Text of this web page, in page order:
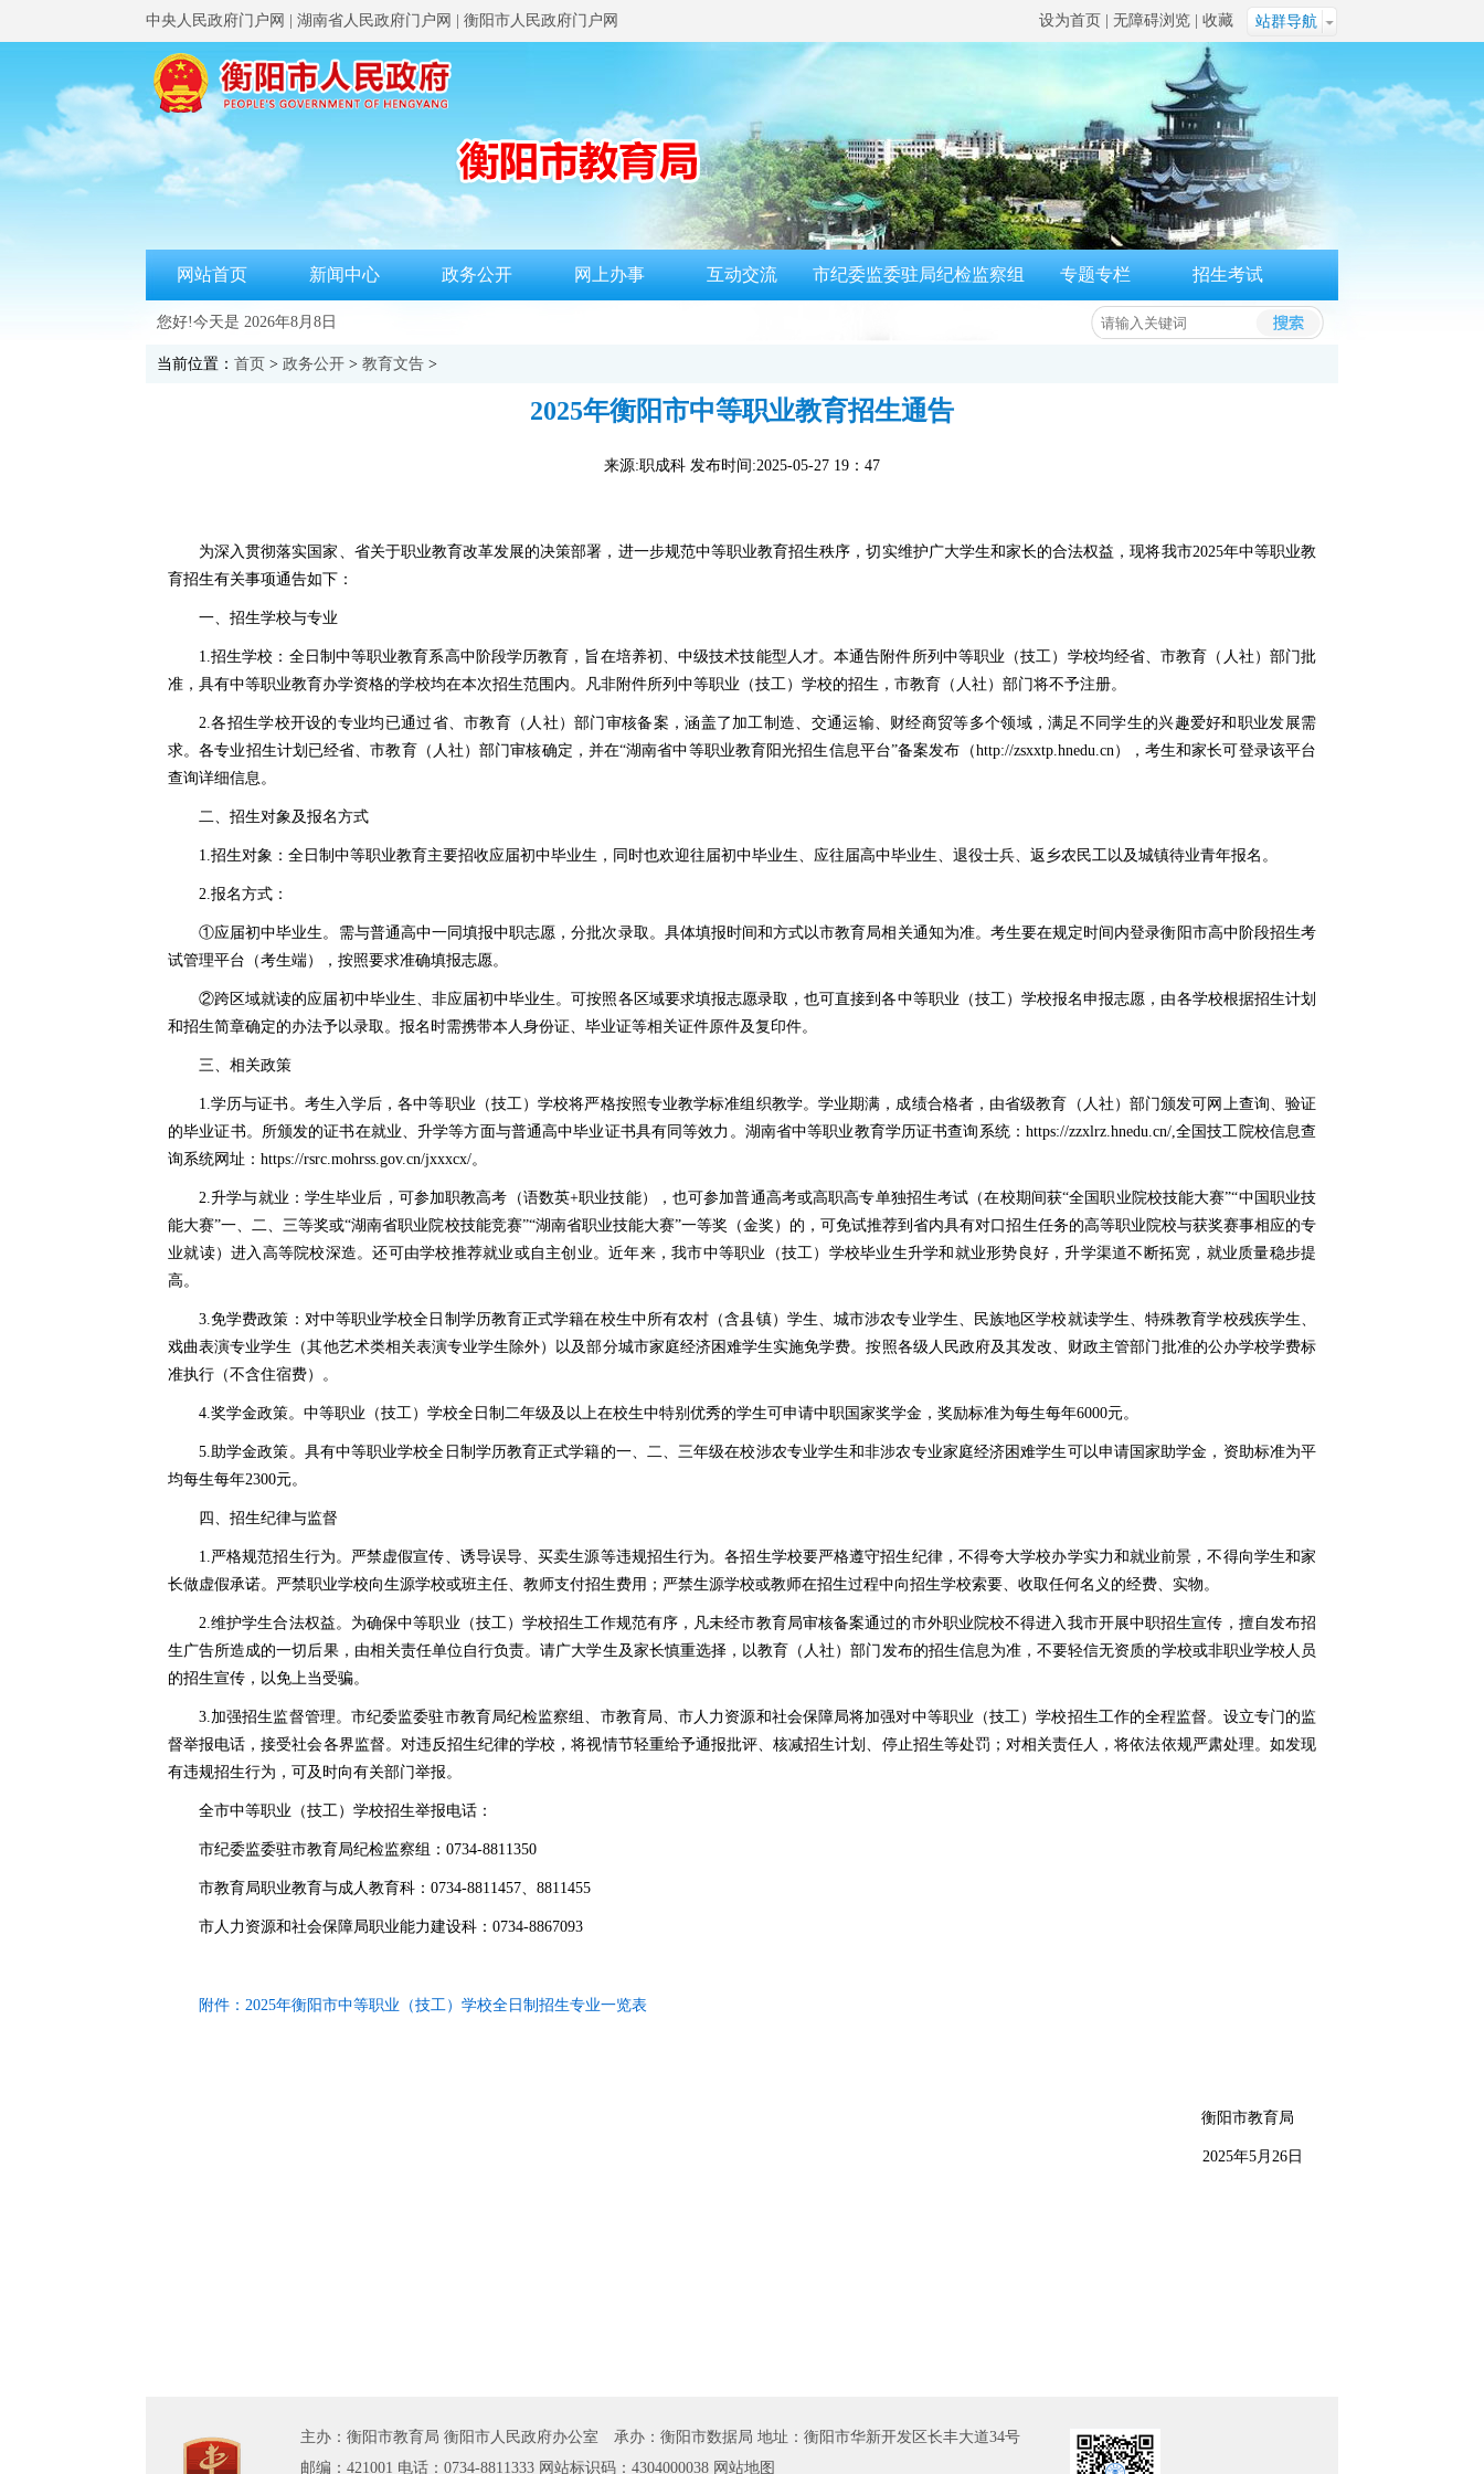
中央人民政府门户网 湖南省人民政府门户网 衡阳市人民政府门户网 站群导航
设为首页 无障碍浏览 收藏
网站首页 新闻中心 政务公开 网上办事 互动交流 市纪委监委驻局纪检监察组 专题专栏 招生考试
您好!今天是 2026年8月8日
当前位置： 首页 > 政务公开 > 教育文告 >
2025年衡阳市中等职业教育招生通告
来源:职成科 发布时间:2025-05-27 19：47
为深入贯彻落实国家、省关于职业教育改革发展的决策部署，进一步规范中等职业教育招生秩序，切实维护广大学生和家长的合法权益，现将我市2025年中等职业教
育招生有关事项通告如下：
一、招生学校与专业
1.招生学校：全日制中等职业教育系高中阶段学历教育，旨在培养初、中级技术技能型人才。本通告附件所列中等职业（技工）学校均经省、市教育（人社）部门批
准，具有中等职业教育办学资格的学校均在本次招生范围内。凡非附件所列中等职业（技工）学校的招生，市教育（人社）部门将不予注册。
2.各招生学校开设的专业均已通过省、市教育（人社）部门审核备案，涵盖了加工制造、交通运输、财经商贸等多个领域，满足不同学生的兴趣爱好和职业发展需
求。各专业招生计划已经省、市教育（人社）部门审核确定，并在“湖南省中等职业教育阳光招生信息平台”备案发布（http://zsxxtp.hnedu.cn），考生和家长可登录该平台
查询详细信息。
二、招生对象及报名方式
1.招生对象：全日制中等职业教育主要招收应届初中毕业生，同时也欢迎往届初中毕业生、应往届高中毕业生、退役士兵、返乡农民工以及城镇待业青年报名。
2.报名方式：
①应届初中毕业生。需与普通高中一同填报中职志愿，分批次录取。具体填报时间和方式以市教育局相关通知为准。考生要在规定时间内登录衡阳市高中阶段招生考
试管理平台（考生端），按照要求准确填报志愿。
②跨区域就读的应届初中毕业生、非应届初中毕业生。可按照各区域要求填报志愿录取，也可直接到各中等职业（技工）学校报名申报志愿，由各学校根据招生计划
和招生简章确定的办法予以录取。报名时需携带本人身份证、毕业证等相关证件原件及复印件。
三、相关政策
1.学历与证书。考生入学后，各中等职业（技工）学校将严格按照专业教学标准组织教学。学业期满，成绩合格者，由省级教育（人社）部门颁发可网上查询、验证
的毕业证书。所颁发的证书在就业、升学等方面与普通高中毕业证书具有同等效力。湖南省中等职业教育学历证书查询系统：https://zzxlrz.hnedu.cn/,全国技工院校信息查
询系统网址：https://rsrc.mohrss.gov.cn/jxxxcx/。
2.升学与就业：学生毕业后，可参加职教高考（语数英+职业技能），也可参加普通高考或高职高专单独招生考试（在校期间获“全国职业院校技能大赛”“中国职业技
能大赛”一、二、三等奖或“湖南省职业院校技能竞赛”“湖南省职业技能大赛”一等奖（金奖）的，可免试推荐到省内具有对口招生任务的高等职业院校与获奖赛事相应的专
业就读）进入高等院校深造。还可由学校推荐就业或自主创业。近年来，我市中等职业（技工）学校毕业生升学和就业形势良好，升学渠道不断拓宽，就业质量稳步提
高。
3.免学费政策：对中等职业学校全日制学历教育正式学籍在校生中所有农村（含县镇）学生、城市涉农专业学生、民族地区学校就读学生、特殊教育学校残疾学生、
戏曲表演专业学生（其他艺术类相关表演专业学生除外）以及部分城市家庭经济困难学生实施免学费。按照各级人民政府及其发改、财政主管部门批准的公办学校学费标
准执行（不含住宿费）。
4.奖学金政策。中等职业（技工）学校全日制二年级及以上在校生中特别优秀的学生可申请中职国家奖学金，奖励标准为每生每年6000元。
5.助学金政策。具有中等职业学校全日制学历教育正式学籍的一、二、三年级在校涉农专业学生和非涉农专业家庭经济困难学生可以申请国家助学金，资助标准为平
均每生每年2300元。
四、招生纪律与监督
1.严格规范招生行为。严禁虚假宣传、诱导误导、买卖生源等违规招生行为。各招生学校要严格遵守招生纪律，不得夸大学校办学实力和就业前景，不得向学生和家
长做虚假承诺。严禁职业学校向生源学校或班主任、教师支付招生费用；严禁生源学校或教师在招生过程中向招生学校索要、收取任何名义的经费、实物。
2.维护学生合法权益。为确保中等职业（技工）学校招生工作规范有序，凡未经市教育局审核备案通过的市外职业院校不得进入我市开展中职招生宣传，擅自发布招
生广告所造成的一切后果，由相关责任单位自行负责。请广大学生及家长慎重选择，以教育（人社）部门发布的招生信息为准，不要轻信无资质的学校或非职业学校人员
的招生宣传，以免上当受骗。
3.加强招生监督管理。市纪委监委驻市教育局纪检监察组、市教育局、市人力资源和社会保障局将加强对中等职业（技工）学校招生工作的全程监督。设立专门的监
督举报电话，接受社会各界监督。对违反招生纪律的学校，将视情节轻重给予通报批评、核减招生计划、停止招生等处罚；对相关责任人，将依法依规严肃处理。如发现
有违规招生行为，可及时向有关部门举报。
全市中等职业（技工）学校招生举报电话：
市纪委监委驻市教育局纪检监察组：0734-8811350
市教育局职业教育与成人教育科：0734-8811457、8811455
市人力资源和社会保障局职业能力建设科：0734-8867093
附件：2025年衡阳市中等职业（技工）学校全日制招生专业一览表
衡阳市教育局
2025年5月26日
主办：衡阳市教育局 衡阳市人民政府办公室 承办：衡阳市数据局 地址：衡阳市华新开发区长丰大道34号
邮编：421001 电话：0734-8811333 网站标识码：4304000038 网站地图